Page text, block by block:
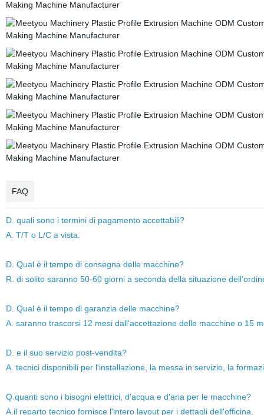
FAQ
D. quali sono i termini di pagamento accettabili?
A. T/T o L/C a vista.
D. Qual è il tempo di consegna delle macchine?
R. di solito saranno 50-60 giorni a seconda della situazione
D. Qual è il tempo di garanzia delle macchine?
A. saranno trascorsi 12 mesi dall'accettazione delle macchine o 15
D. e il suo servizio post-vendita?
A. tecnici disponibili per l'installazione, la messa in servizio, la
Q.quanti sono i bisogni elettrici, d'acqua e d'aria per le macchine?
A.il reparto tecnico fornisce l'intero layout per i dettagli dell'officina.